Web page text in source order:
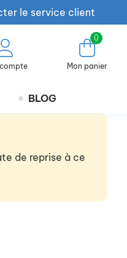
le service client
0
Mon panier
BLOG
de reprise à ce